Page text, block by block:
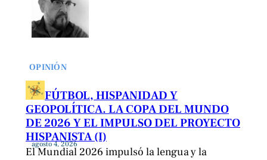
OPINIÓN
FÚTBOL, HISPANIDAD Y
GEOPOLÍTICA. LA COPA DEL MUNDO
DE 2026 Y EL IMPULSO DEL PROYECTO
HISPANISTA (I)
agosto 4, 2026
El Mundial 2026 impulsó la lengua y la